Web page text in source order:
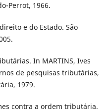
Perrot, 1966.
e do Estado. São
In MARTINS, Ives
de pesquisas tributárias,
1979.
contra a ordem tributária.